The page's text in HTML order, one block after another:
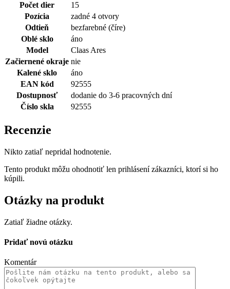
Počet dier
15
Pozícia
zadné 4 otvory
Odtieň
bezfarebné (číre)
Oblé sklo
áno
Model
Claas Ares
Začiernené okraje nie
Kalené sklo
áno
EAN kód
92555
Dostupnosť
dodanie do 3-6 pracovných dní
Číslo skla
92555
Recenzie
Nikto zatiaľ nepridal hodnotenie.
Tento produkt môžu ohodnotiť len prihlásení zákazníci, ktorí si ho
kúpili.
Otázky na produkt
Zatiaľ žiadne otázky.
Pridať novú otázku
Komentár